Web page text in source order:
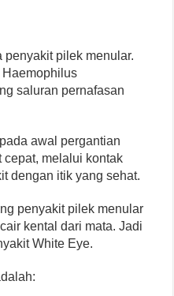
penyakit pilek menular.
saluran pernafasan
awal pergantian
cepat, melalui kontak
dengan itik yang sehat.
penyakit pilek menular
kental dari mata. Jadi
White Eye.